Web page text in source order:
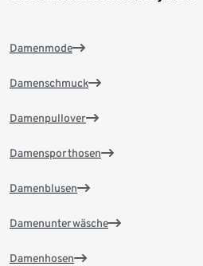
Damenmode
Damenschmuck
Damenpullover
Damensporthosen
Damenblusen
Damenunterwäsche
Damenhosen